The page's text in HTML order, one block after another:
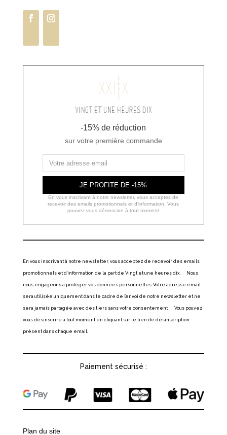
-15% de réduction
sur votre première commande
JE PROFITE DE -15%
En vous inscrivant à notre newsletter, vous acceptez de
recevoir des emails promotionnels et d'information. Vous
pouvez vous désinscrire à tout moment
En vous inscrivant à notre newsletter, vous acceptez de recevoir des emails
promotionnels et d’information de la part de Vingt et une heures dix. Nous
nous engageons à protéger vos données personnelles. Votre adresse email
sera utilisée uniquement dans le cadre de l’envoi de notre newsletter et ne
sera jamais partagée avec des tiers sans votre consentement. Vous pouvez
vous désinscrire à tout moment en cliquant sur le lien de désinscription
présent dans chaque email.
Paiement sécurisé :
Plan du site